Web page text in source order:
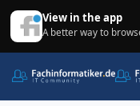
View in the app
A better way to